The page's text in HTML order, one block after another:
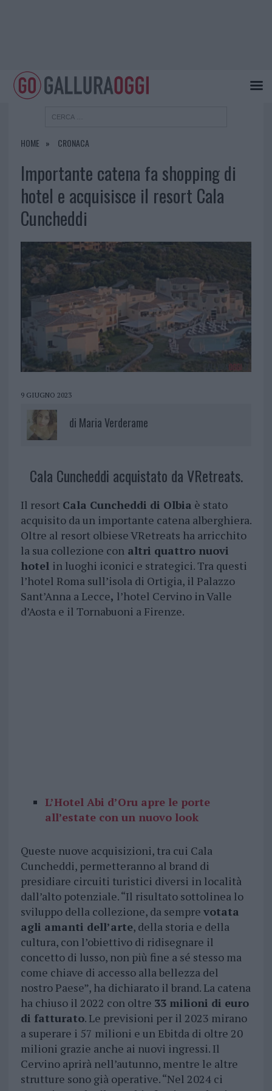
HOME CRONACA
Importante catena fa shopping di
hotel e acquisisce il resort Cala
Cuncheddi
9 GIUGNO 2023
di Maria Verderame
Cala Cuncheddi acquistato da VRetreats.
Il resort Cala Cuncheddi di Olbia è stato
acquisito da un importante catena alberghiera.
Oltre al resort olbiese VRetreats ha arricchito
la sua collezione conaltri quattro nuovi
hotel in luoghi iconici e strategici. Tra questi
l’hotel Roma sull’isola di Ortigia, il Palazzo
Sant’Anna a Lecce, l’hotel Cervino in Valle
d’Aosta e il Tornabuoni a Firenze.
L’Hotel Abi d’Oru apre le porte
all’estate con un nuovo look
Queste nuove acquisizioni, tra cui Cala
Cuncheddi, permetteranno al brand di
presidiare circuiti turistici diversi in località
dall’alto potenziale. “Il risultato sottolinea lo
sviluppo della collezione, da sempre votata
agli amanti dell’arte, della storia e della
cultura, con l’obiettivo di ridisegnare il
concetto di lusso, non più fine a sé stesso ma
come chiave di accesso alla bellezza del
nostro Paese”, ha dichiarato il brand. La catena
ha chiuso il 2022 con oltre 33 milioni di euro
di fatturato. Le previsioni per il 2023 mirano
a superare i 57 milioni e un Ebitda di oltre 20
milioni grazie anche ai nuovi ingressi. Il
Cervino aprirà nell’autunno, mentre le altre
strutture sono già operative. “Nel 2024 ci